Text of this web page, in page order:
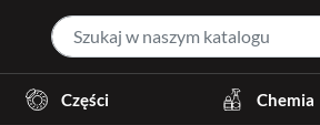
Części Chemia